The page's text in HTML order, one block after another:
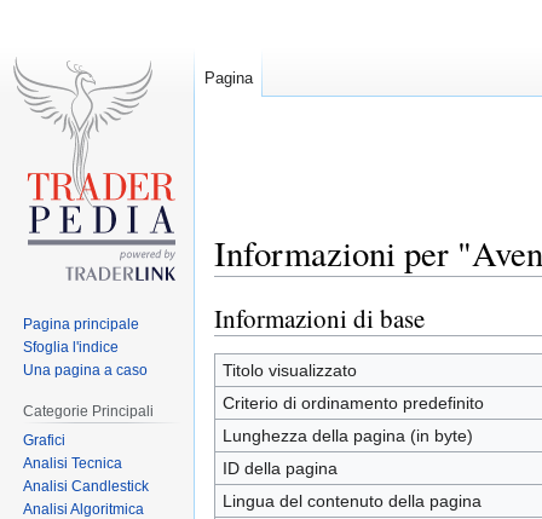
Informazioni per
Jump
to
navigation
Jump
to
search
Informazioni di base
Titolo visualizzato
Criterio di ordinamento predefinito
Lunghezza della pagina (in byte)
ID della pagina
Lingua del contenuto della pagina
Pagina
Pagina principale
Sfoglia l'indice
Una pagina a caso
Categorie Principali
Grafici
Analisi Tecnica
Analisi Candlestick
Analisi Algoritmica